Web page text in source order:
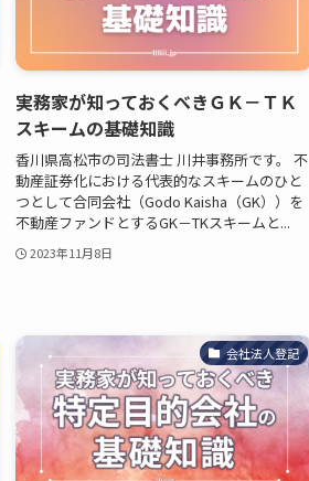
実務家が知っておくべきＧＫ－ＴＫ
スキームの基礎知識
香川県高松市の司法書士 川井事務所です。 不
動産証券化における代表的なスキームのひと
つとして合同会社（Godo Kaisha（GK））を
不動産ファンドとするGK－TKスキームと...
2023年11月8日
会社法人登記